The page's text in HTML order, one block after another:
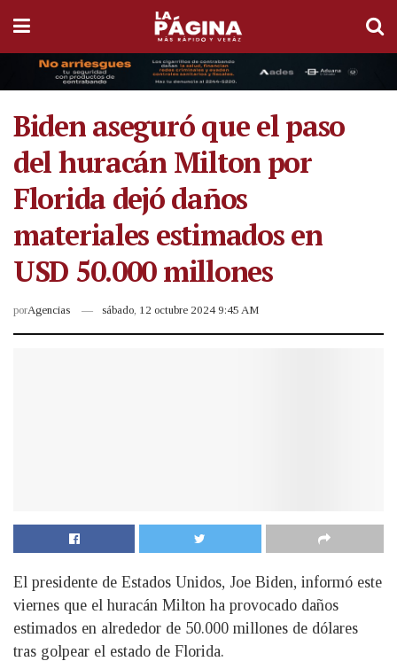
Biden aseguró que el paso
del huracán Milton por
Florida dejó daños
materiales estimados en
USD 50.000 millones
porAgencias sábado, 12 octubre 2024 9:45 AM
El presidente de Estados Unidos, Joe Biden, informó este
viernes que el huracán Milton ha provocado daños
estimados en alrededor de 50.000 millones de dólares
tras golpear el estado de Florida.